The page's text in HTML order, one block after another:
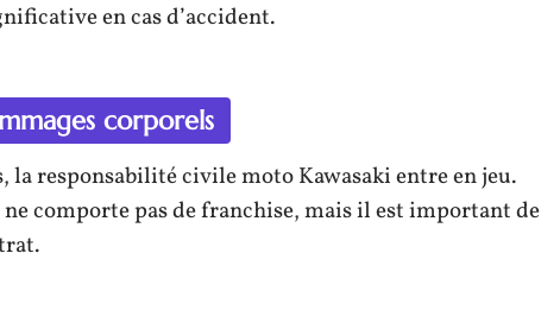
en cas d’accident.
corporels
la responsabilité civile moto Kawasaki entre en jeu.
comporte pas de franchise, mais il est important de